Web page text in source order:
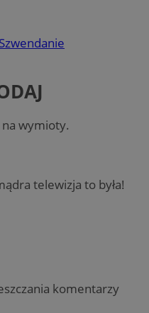
na wymioty.
telewizja to była!
komentarzy